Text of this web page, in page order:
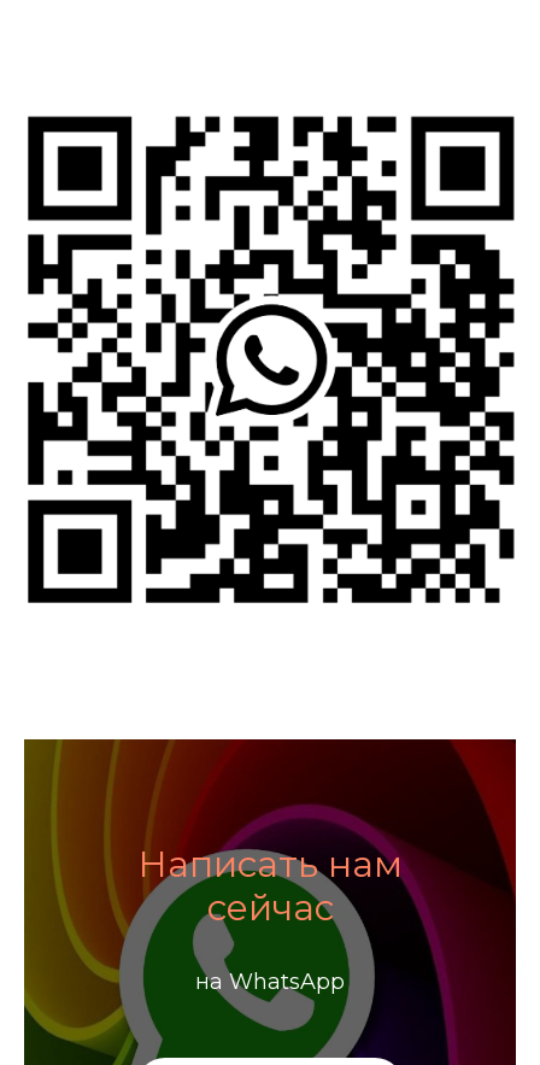
Написать нам
сейчас
на WhatsApp